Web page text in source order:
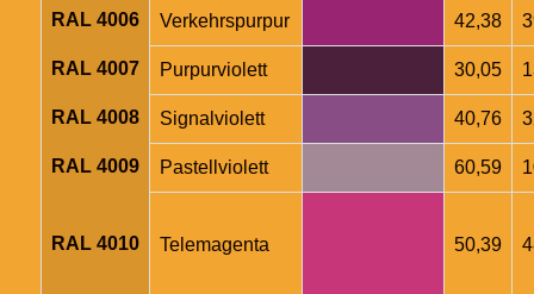
RAL 4006 Verkehrspurpur 42,38
RAL 4007 Purpurviolett 30,05
RAL 4008 Signalviolett 40,76
RAL 4009 Pastellviolett 60,59
RAL 4010 Telemagenta 50,39